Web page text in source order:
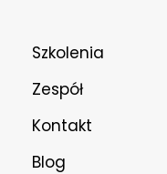
Szkolenia
Zespół
Kontakt
Blog